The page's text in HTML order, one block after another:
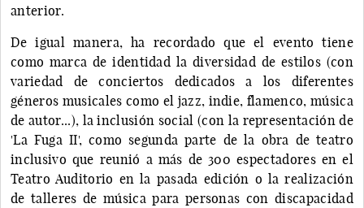
anterior.
De igual manera, ha recordado que el evento tiene
como marca de identidad la diversidad de estilos (con
variedad de conciertos dedicados a los diferentes
géneros musicales como el jazz, indie, flamenco, música
de autor...), la inclusión social (con la representación de
'La Fuga II', como segunda parte de la obra de teatro
inclusivo que reunió a más de 300 espectadores en el
Teatro Auditorio en la pasada edición o la realización
de talleres de música para personas con discapacidad